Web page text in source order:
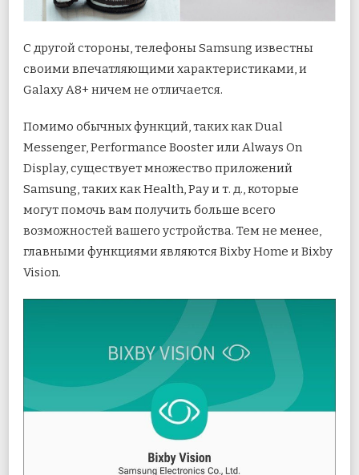
С другой стороны, телефоны Samsung известны
своими впечатляющими характеристиками, и
Galaxy A8+ ничем не отличается.
Помимо обычных функций, таких как Dual
Messenger, Performance Booster или Always On
Display, существует множество приложений
Samsung, таких как Health, Pay и т. д., которые
могут помочь вам получить больше всего
возможностей вашего устройства. Тем не менее,
главными функциями являются Bixby Home и Bixby
Vision.